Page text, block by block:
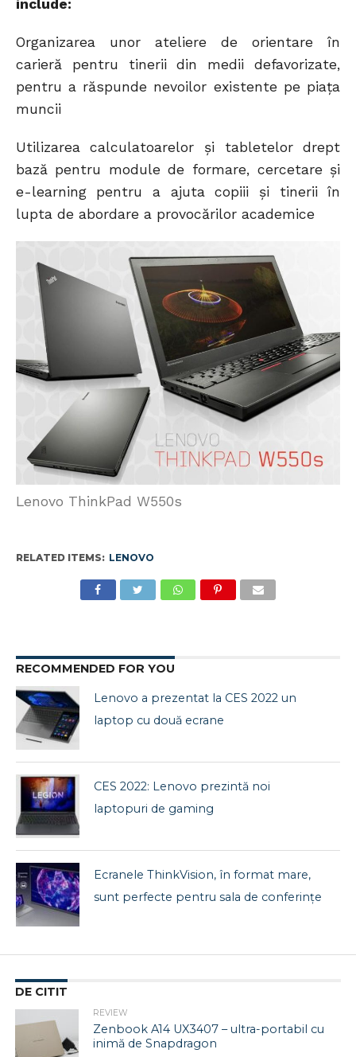
include:
Organizarea unor ateliere de orientare în
carieră pentru tinerii din medii defavorizate,
pentru a răspunde nevoilor existente pe piața
muncii
Utilizarea calculatoarelor și tabletelor drept
bază pentru module de formare, cercetare și
e-learning pentru a ajuta copiii și tinerii în
lupta de abordare a provocărilor academice
Lenovo ThinkPad W550s
RELATED ITEMS: LENOVO
RECOMMENDED FOR YOU
Lenovo a prezentat la CES 2022 un
laptop cu două ecrane
CES 2022: Lenovo prezintă noi
laptopuri de gaming
Ecranele ThinkVision, în format mare,
sunt perfecte pentru sala de conferințe
DE CITIT
REVIEW
Zenbook A14 UX3407 – ultra-portabil cu
inimă de Snapdragon